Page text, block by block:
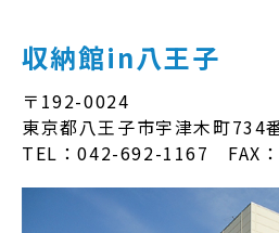
収納館in八王子
〒192-0024
東京都八王子市宇津木町734
TEL：042-692-1167 FAX